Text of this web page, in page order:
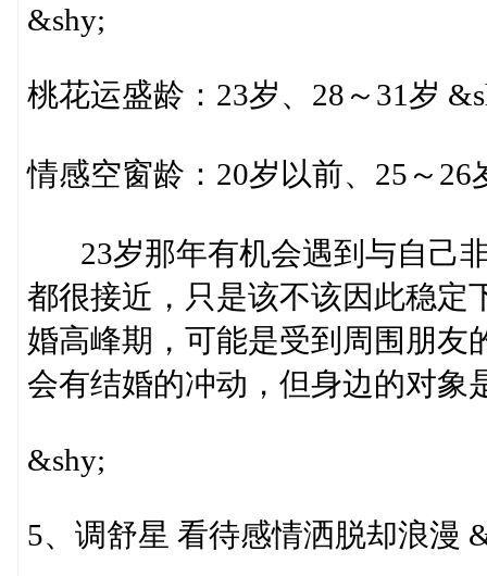
&shy;
桃花运盛龄：23岁、28～31岁
情感空窗龄：20岁以前、25～26
23岁那年有机会遇到与自己非
都很接近，只是该不该因此稳定
婚高峰期，可能是受到周围朋友
会有结婚的冲动，但身边的对象
&shy;
5、调舒星 看待感情洒脱却浪漫